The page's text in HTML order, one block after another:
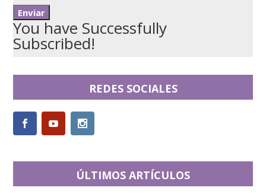
You have Successfully
Subscribed!
REDES SOCIALES
ÚLTIMOS ARTÍCULOS